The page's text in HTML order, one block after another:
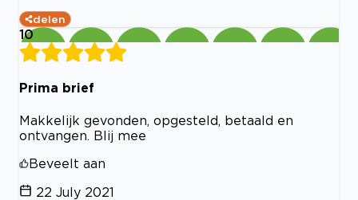
delen
10
Prima brief
Makkelijk gevonden, opgesteld, betaald en
ontvangen. Blij mee
Beveelt aan
22 July 2021